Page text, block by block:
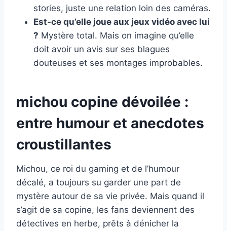
stories, juste une relation loin des caméras.
Est-ce qu’elle joue aux jeux vidéo avec lui
? Mystère total. Mais on imagine qu’elle
doit avoir un avis sur ses blagues
douteuses et ses montages improbables.
michou copine dévoilée :
entre humour et anecdotes
croustillantes
Michou, ce roi du gaming et de l’humour
décalé, a toujours su garder une part de
mystère autour de sa vie privée. Mais quand il
s’agit de sa copine, les fans deviennent des
détectives en herbe, prêts à dénicher la